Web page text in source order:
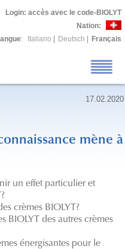
Login: accès avec le code-BIOLYT
Nation:
: Italiano Deutsch Français
17.02.2020
mène à
un effet particulier et
crèmes BIOLYT?
BIOLYT des autres crèmes
énergisantes pour le